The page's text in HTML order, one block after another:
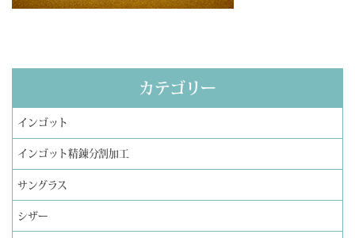
カテゴリー
インゴット
インゴット精錬分割加工
サングラス
シザー